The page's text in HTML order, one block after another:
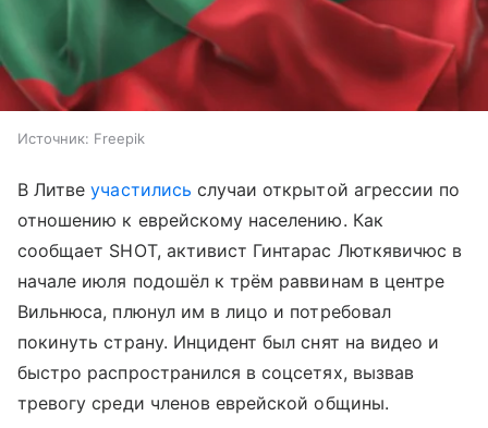
Источник: Freepik
В Литвеучастились случаи открытой агрессии по
отношению к еврейскому населению. Как
сообщает SHOT, активист Гинтарас Люткявичюс в
начале июля подошёл к трём раввинам в центре
Вильнюса, плюнул им в лицо и потребовал
покинуть страну. Инцидент был снят на видео и
быстро распространился в соцсетях, вызвав
тревогу среди членов еврейской общины.